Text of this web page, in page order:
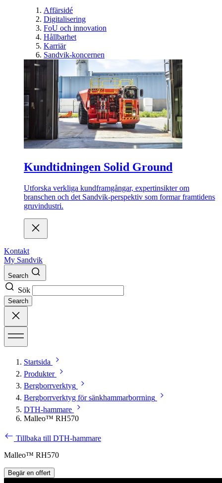
Affärsidé
Digitalisering
FoU och innovation
Hållbarhet
Karriär
Sandvik-koncernen
Kundtidningen Solid Ground
Utforska verkliga kundframgångar, expertinsikter om
branschen och det Sandvik-perspektiv som formar framtidens
gruvindustri.
Kontakt
My Sandvik
Search
Sök
Search
Startsida
Produkter
Bergborrverktyg
Bergborrverktyg för sänkhammarborrning
DTH-hammare
Malleo™ RH570
Tillbaka till DTH-hammare
Malleo™ RH570
Begär en offert